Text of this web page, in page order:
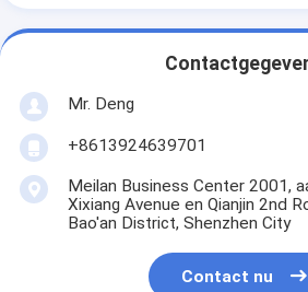
Mr. Deng
+8613924639701
Meilan Business Center 2001,
Xixiang Avenue en Qianjin 2nd
Bao'an District, Shenzhen City
Contact nu